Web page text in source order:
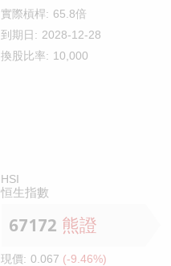
實際槓桿: 65.8倍
到期日: 2028-12-28
換股比率: 10,000
HSI
恒生指數
67172 熊證
現價: 0.067 (-9.46%)